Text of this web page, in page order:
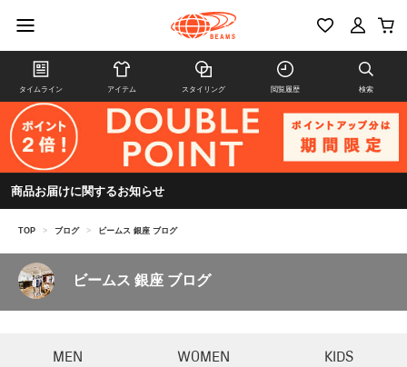
タイムライン アイテム スタイリング 閲覧履歴 検索
商品お届けに関するお知らせ
TOP > ブログ > ビームス 銀座 ブログ
ビームス 銀座 ブログ
MEN WOMEN KIDS